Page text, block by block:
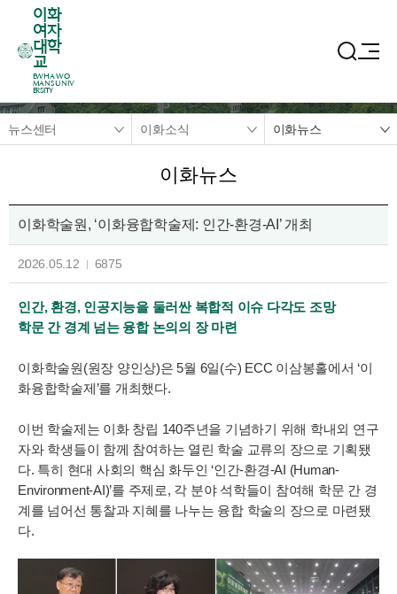
이화
여자
대학
교
EWHA WO
MANS UNIV
ERSITY
뉴스센터 이화소식 이화뉴스
이화뉴스
이화학술원, ‘이화융합학술제: 인간-환경-AI’ 개최
2026.05.12 6875
인간, 환경, 인공지능을 둘러싼 복합적 이슈 다각도 조망
학문 간 경계 넘는 융합 논의의 장 마련
이화학술원(원장 양인상)은 5월 6일(수) ECC 이삼봉홀에서 ‘이
화융합학술제’를 개최했다.
이번 학술제는 이화 창립 140주년을 기념하기 위해 학내외 연구
자와 학생들이 함께 참여하는 열린 학술 교류의 장으로 기획됐
다. 특히 현대 사회의 핵심 화두인 ‘인간-환경-AI (Human-
Environment-AI)’를 주제로, 각 분야 석학들이 참여해 학문 간 경
계를 넘어선 통찰과 지혜를 나누는 융합 학술의 장으로 마련됐
다.